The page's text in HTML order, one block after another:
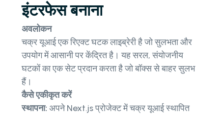
इंटरफेस बनाना
अवलोकन
चक्र यूआई एक रिएक्ट घटक लाइब्रेरी है जो सुलभता और
उपयोग में आसानी पर केंद्रित है। यह सरल, संयोजनीय
घटकों का एक सेट प्रदान करता है जो बॉक्स से बाहर सुलभ
हैं।
कैसे एकीकृत करें
स्थापना: अपने Next.js प्रोजेक्ट में चक्र यूआई स्थापित